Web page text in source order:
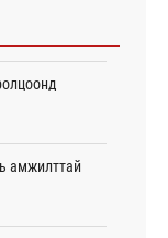
амжилттай